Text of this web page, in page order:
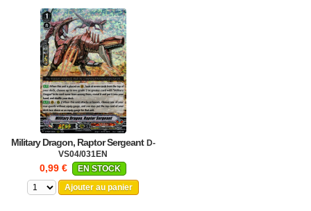
Military Dragon, Raptor Sergeant D-
VS04/031EN
0,99 €
EN STOCK
Ajouter au panier